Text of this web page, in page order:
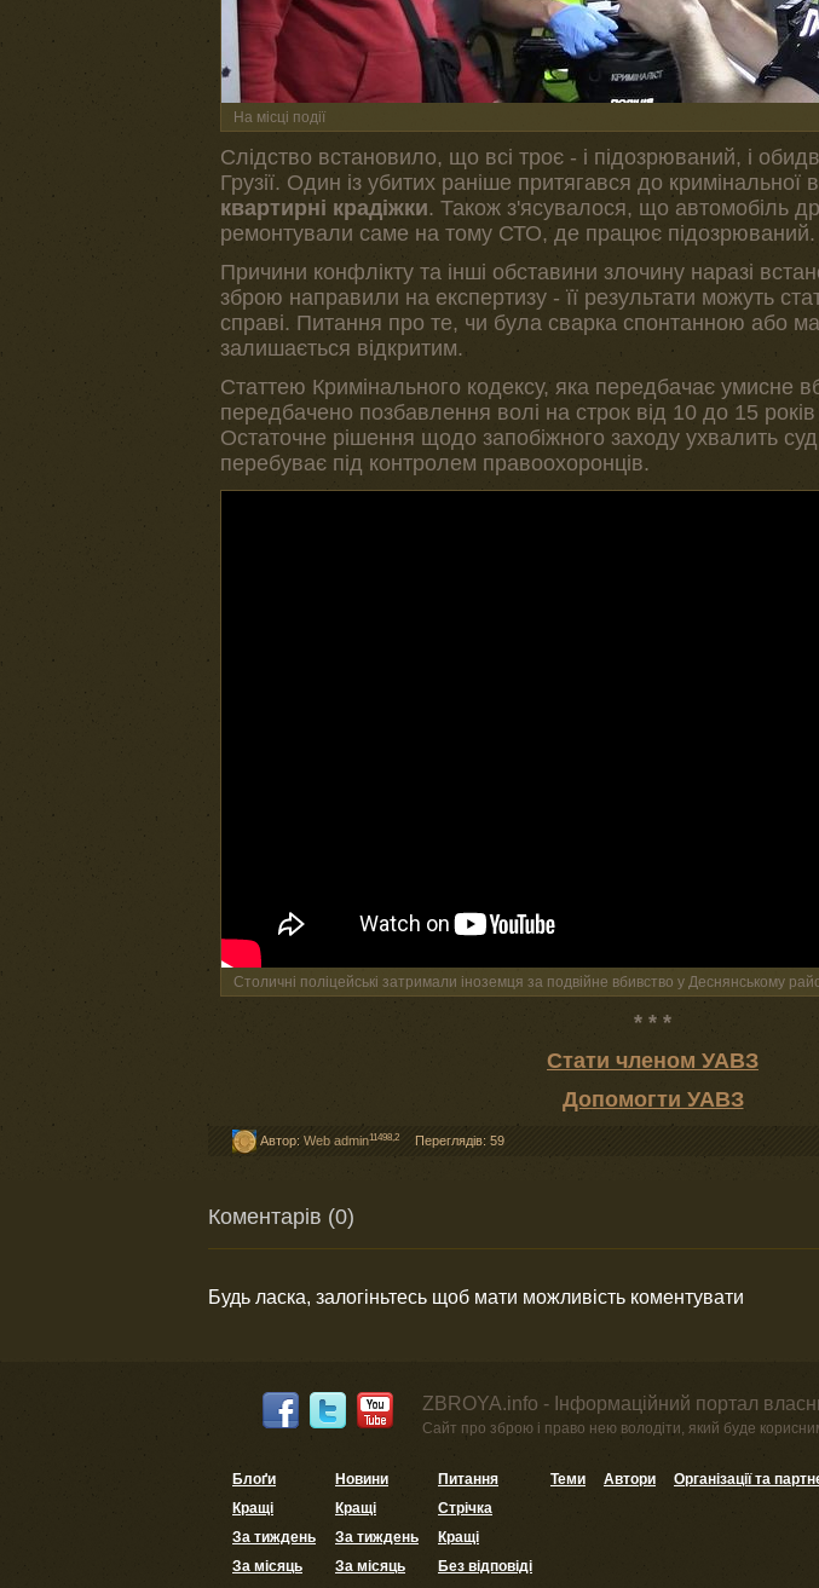
На місці події
Слідство встановило, що всі троє - і підозрюваний, і
Грузії. Один із убитих раніше притягався до кримінальної
квартирні крадіжки. Також з'ясувалося, що автомобіль
ремонтували саме на тому СТО, де працює підозрюваний.
Причини конфлікту та інші обставини злочину наразі
зброю направили на експертизу - її результати можуть
справі. Питання про те, чи була сварка спонтанною або
залишається відкритим.
Статтею Кримінального кодексу, яка передбачає умисне
передбачено позбавлення волі на строк від 10 до 15
Остаточне рішення щодо запобіжного заходу ухвалить
перебуває під контролем правоохоронців.
Столичні поліцейські затримали іноземця за подвійне вбивство у Деснянському
* * *
Стати членом УАВЗ
Допомогти УАВЗ
Автор: Web admin11498,2 Переглядів: 59
Коментарів (0)
Будь ласка, залогіньтесь щоб мати можливість коментувати
ZBROYA.info - Інформаційний портал
Сайт про зброю і право нею володіти, який буде корисним
Блоґи
Кращі
За тиждень
За місяць
Новини
Кращі
За тиждень
За місяць
Питання
Стрічка
Кращі
Без відповіді
Теми Автори Організації та